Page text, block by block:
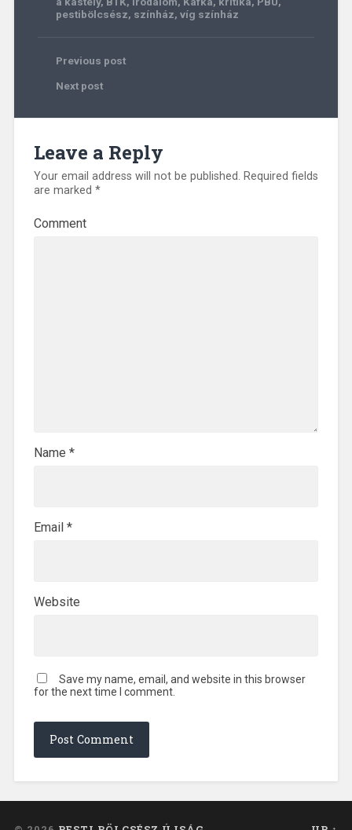
pestibölcsész, színház, víg színház
Previous post
Next post
Leave a Reply
Your email address will not be published. Required fields
are marked *
Comment
Name *
Email *
Website
Save my name, email, and website in this browser
for the next time I comment.